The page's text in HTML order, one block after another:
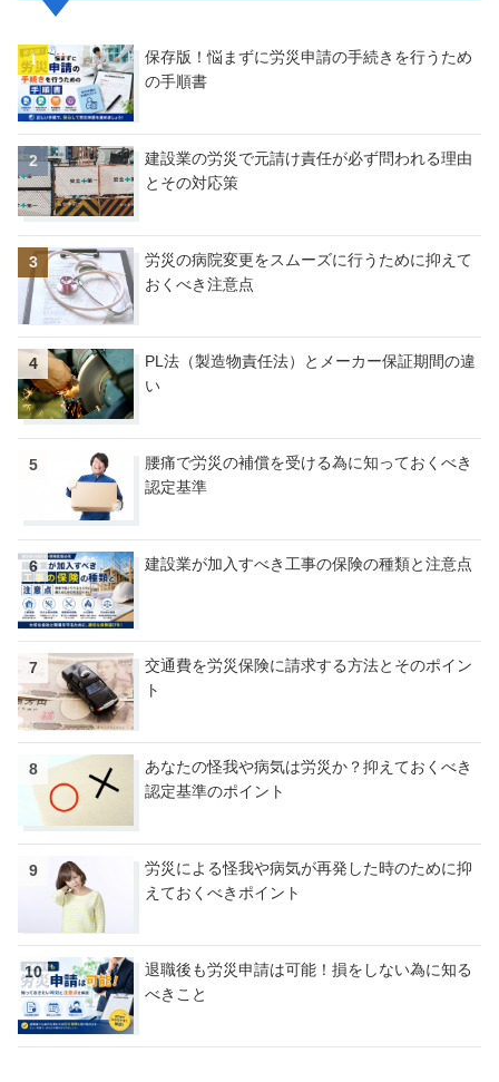
保存版！悩まずに労災申請の手続きを行うため
の手順書
建設業の労災で元請け責任が必ず問われる理由
とその対応策
労災の病院変更をスムーズに行うために抑えて
おくべき注意点
PL法（製造物責任法）とメーカー保証期間の違
い
腰痛で労災の補償を受ける為に知っておくべき
認定基準
建設業が加入すべき工事の保険の種類と注意点
交通費を労災保険に請求する方法とそのポイン
ト
あなたの怪我や病気は労災か？抑えておくべき
認定基準のポイント
労災による怪我や病気が再発した時のために抑
えておくべきポイント
退職後も労災申請は可能！損をしない為に知る
べきこと